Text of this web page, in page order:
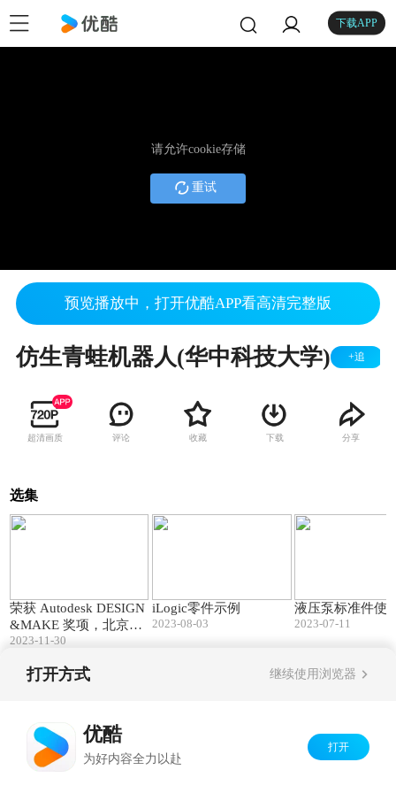
下载APP
请允许cookie存储
重试
预览播放中，打开优酷APP看高清完整版
仿生青蛙机器人(华中科技大学) +追
超清画质 评论 收藏 下载 分享
选集
荣获 Autodesk DESIGN
&MAKE 奖项，北京艺
术中心树立中国智能建
2023-11-30
iLogic零件示例
2023-08-03
液压泵标准件使
2023-07-11
打开方式 继续使用浏览器
优酷
为好内容全力以赴
打开